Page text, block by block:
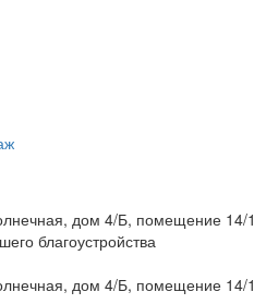
дом 4/Б, помещение 14/1
благоустройства
дом 4/Б, помещение 14/1